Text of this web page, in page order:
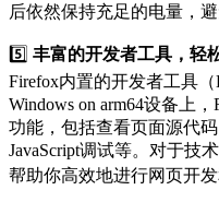
后依然保持充足的电量，
5️⃣ 丰富的开发者工具，轻
Firefox内置的开发者工具
Windows on arm64设备上
功能，包括查看页面源代
JavaScript调试等。对于技
帮助你高效地进行网页开